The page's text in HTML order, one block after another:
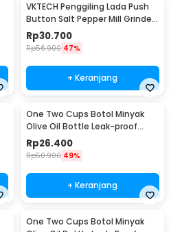
VKTECH Penggiling Lada Push
Button Salt Pepper Mill Grinder
135ml - MG600A
Rp30.700
Rp56.900 47%
+ Keranjang
One Two Cups Botol Minyak
Olive Oil Bottle Leak-proof
500ml - CW199
Rp26.400
Rp50.900 49%
+ Keranjang
One Two Cups Botol Minyak